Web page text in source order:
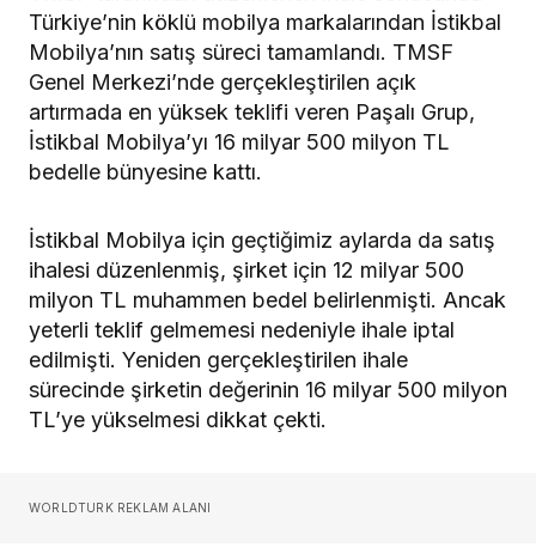
Türkiye’nin köklü mobilya markalarından İstikbal
Mobilya’nın satış süreci tamamlandı. TMSF
Genel Merkezi’nde gerçekleştirilen açık
artırmada en yüksek teklifi veren Paşalı Grup,
İstikbal Mobilya’yı 16 milyar 500 milyon TL
bedelle bünyesine kattı.
İstikbal Mobilya için geçtiğimiz aylarda da satış
ihalesi düzenlenmiş, şirket için 12 milyar 500
milyon TL muhammen bedel belirlenmişti. Ancak
yeterli teklif gelmemesi nedeniyle ihale iptal
edilmişti. Yeniden gerçekleştirilen ihale
sürecinde şirketin değerinin 16 milyar 500 milyon
TL’ye yükselmesi dikkat çekti.
WORLDTURK REKLAM ALANI